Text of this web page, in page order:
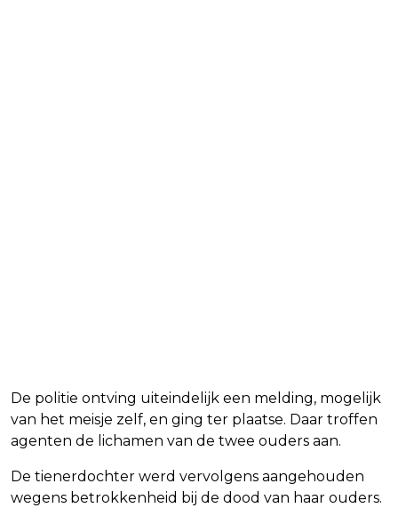
De politie ontving uiteindelijk een melding, mogelijk
van het meisje zelf, en ging ter plaatse. Daar troffen
agenten de lichamen van de twee ouders aan.
De tienerdochter werd vervolgens aangehouden
wegens betrokkenheid bij de dood van haar ouders.